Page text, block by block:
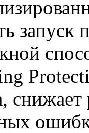
запуск